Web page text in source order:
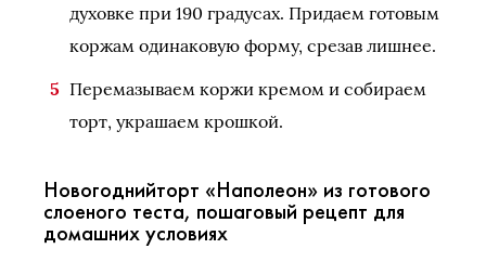
духовке при 190 градусах. Придаем готовым
коржам одинаковую форму, срезав лишнее.
Перемазываем коржи кремом и собираем
торт, украшаем крошкой.
Новогоднийторт «Наполеон» из готового
слоеного теста, пошаговый рецепт для
домашних условиях